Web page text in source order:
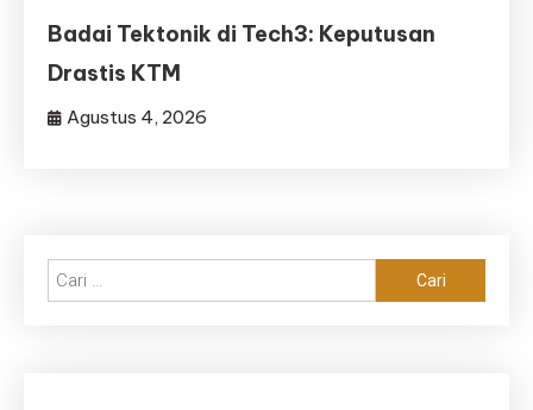
Badai Tektonik di Tech3: Keputusan
Drastis KTM
Agustus 4, 2026
untuk: